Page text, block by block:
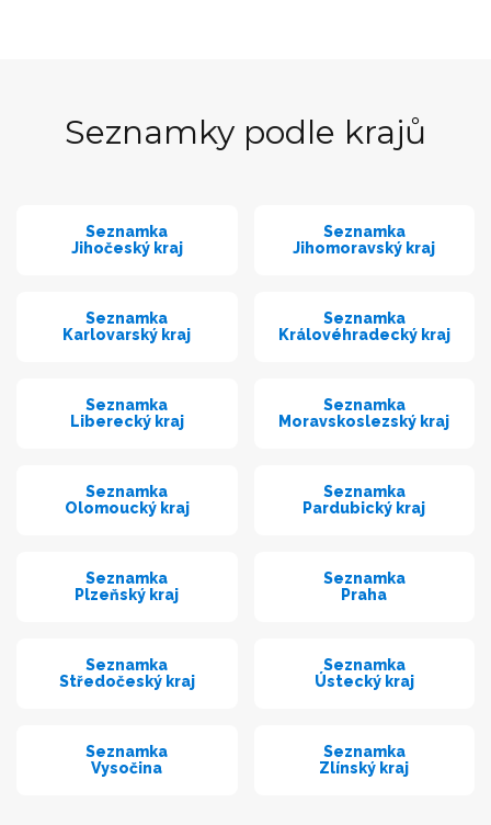
Seznamky podle krajů
Seznamka
Jihočeský kraj
Seznamka
Jihomoravský kraj
Seznamka
Karlovarský kraj
Seznamka
Královéhradecký kraj
Seznamka
Liberecký kraj
Seznamka
Moravskoslezský kraj
Seznamka
Olomoucký kraj
Seznamka
Pardubický kraj
Seznamka
Plzeňský kraj
Seznamka
Praha
Seznamka
Středočeský kraj
Seznamka
Ústecký kraj
Seznamka
Vysočina
Seznamka
Zlínský kraj